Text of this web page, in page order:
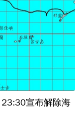
宣布解除海